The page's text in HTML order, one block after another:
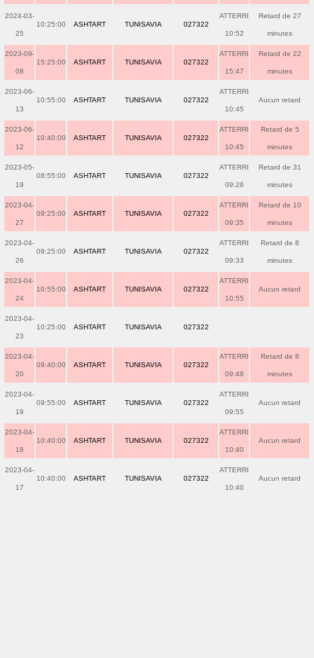
2024-03-
25
10:25:00 ASHTART TUNISAVIA 027322
ATTERRI
10:52
Retard de 27
minutes
2023-09-
08
15:25:00 ASHTART TUNISAVIA 027322
ATTERRI
15:47
Retard de 22
minutes
2023-06-
13
10:55:00 ASHTART TUNISAVIA 027322
ATTERRI
10:45
Aucun retard
2023-06-
12
10:40:00 ASHTART TUNISAVIA 027322
ATTERRI
10:45
Retard de 5
minutes
2023-05-
19
08:55:00 ASHTART TUNISAVIA 027322
ATTERRI
09:26
Retard de 31
minutes
2023-04-
27
09:25:00 ASHTART TUNISAVIA 027322
ATTERRI
09:35
Retard de 10
minutes
2023-04-
26
09:25:00 ASHTART TUNISAVIA 027322
ATTERRI
09:33
Retard de 8
minutes
2023-04-
24
10:55:00 ASHTART TUNISAVIA 027322
ATTERRI
10:55
Aucun retard
2023-04-
23
10:25:00 ASHTART TUNISAVIA 027322
2023-04-
20
09:40:00 ASHTART TUNISAVIA 027322
ATTERRI
09:48
Retard de 8
minutes
2023-04-
19
09:55:00 ASHTART TUNISAVIA 027322
ATTERRI
09:55
Aucun retard
2023-04-
18
10:40:00 ASHTART TUNISAVIA 027322
ATTERRI
10:40
Aucun retard
2023-04-
17
10:40:00 ASHTART TUNISAVIA 027322
ATTERRI
10:40
Aucun retard